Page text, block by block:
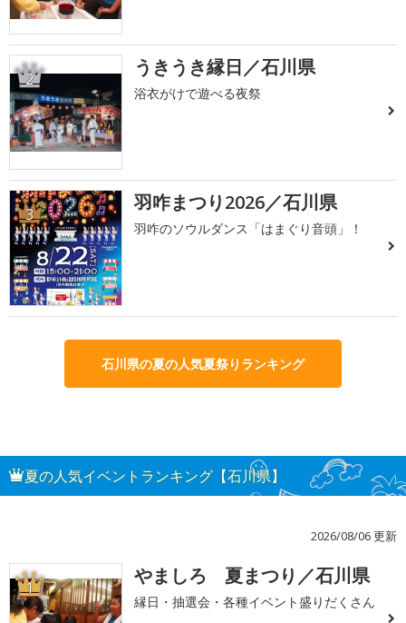
2 うきうき縁日／石川県
浴衣がけで遊べる夜祭
3 羽咋まつり2026／石川県
羽咋のソウルダンス「はまぐり音頭」！
石川県の夏の人気夏祭りランキング
夏の人気イベントランキング【石川県】
2026/08/06 更新
1 やましろ 夏まつり／石川県
縁日・抽選会・各種イベント盛りだくさん